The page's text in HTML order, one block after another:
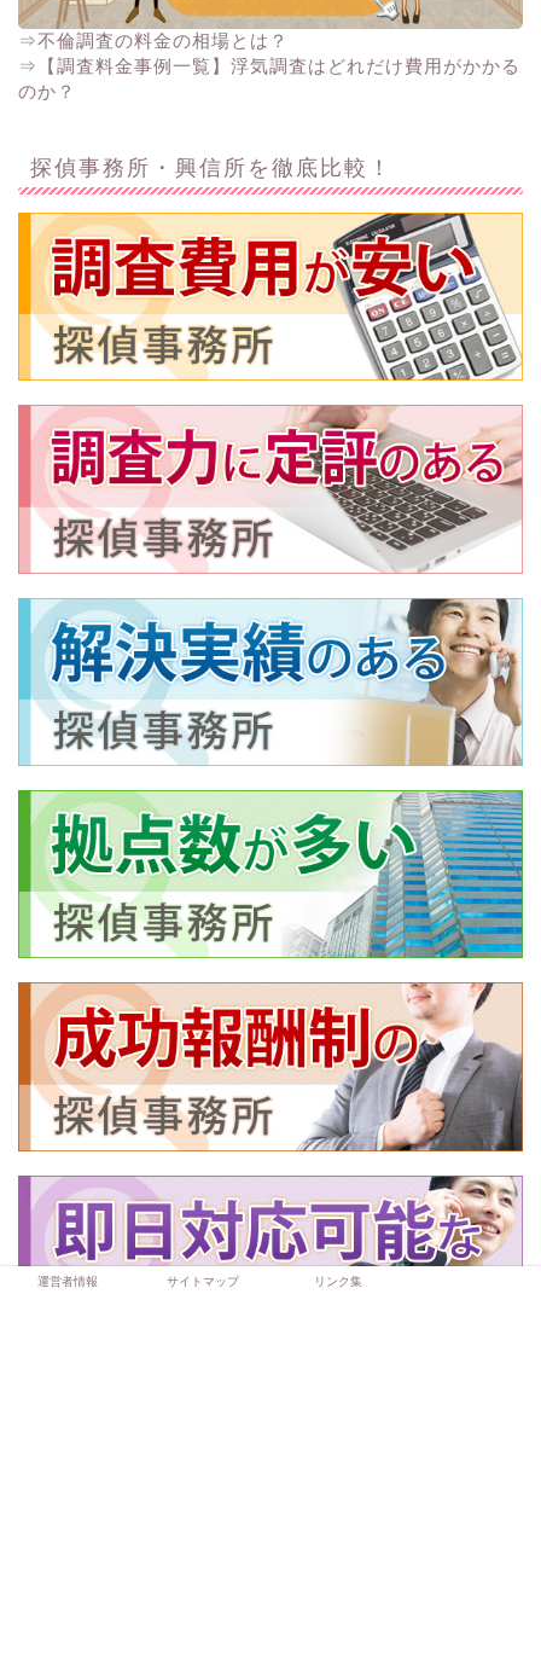
⇒不倫調査の料金の相場とは？
⇒【調査料金事例一覧】浮気調査はどれだけ費用がかかる
のか？
探偵事務所・興信所を徹底比較！
運営者情報 サイトマップ リンク集